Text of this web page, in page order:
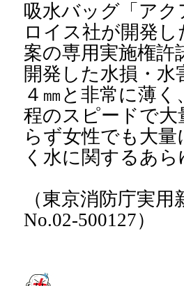
吸水バッグ「ア
ロイス社が開発
案の専用実施権
開発した水損・
４㎜と非常に薄
程のスピードで
らず女性でも大
く水に関するあ
（東京消防庁実
No.02-500127）